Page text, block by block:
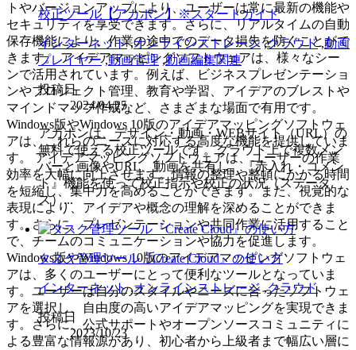
トやバージョンアップにより、ユーザーは常に最新の機能や
セキュリティを享受できます。さらに、リアルタイムの自動
保存機能により、作業の途中でのデータ損失を防ぐことがで
きます。 アイデアマッピングソフトウェアは、様々なシー
ンで活用されています。例えば、ビジネスプレゼンテーショ
ンやプロジェクト管理、教育や学習、アイデアのブレストや
マインドマップ作成など、さまざまな場面で有用です。
Windows版やWindows 10版のアイデアマッピングソフトウェ
アは、これらのニーズに対応する高度な機能を提供していま
す。 アイデアマッピングソフトウェアは、ユーザーの作業
効率を大幅に向上させます。情報の整理や整頓にかかる時間
を短縮し、集中力を高めることができます。また、視覚的な
表現により、アイデアや概念の理解を深めることができま
す。さらに、プレゼンテーションや共同作業に活用すること
で、チームのコミュニケーションや協力を促進します。
Windows版やWindows 10版のアイデアマッピングソフトウェ
アは、多くのユーザーにとって便利なツールとなっていま
す。ユーザーは自分のスタイルやニーズに合ったソフトウェ
アを選択し、自由度の高いアイデアマッピングを実現できま
す。さらに、公式サポートやオープンソースコミュニティに
よる豊富な情報源があり、初心者から上級者まで幅広い層に
校正ツール【アカポン】※スタートガイド
インターネット,オンラインストレージ,クラウド,動画
プレイヤー,動画管理,動画編集関連
投稿日
2024/04/25
アカポンは、デザイン・動画・WEBサイト（URL）の
無料で使える校正ツールです。クラウド上で複数メン
バーと画像やURL、動画を共有し、『赤入れ・コメン
ト』機能を使って校正指示や校正の状況（ステータ
ス）...
タスク管理ツール『Create Cloud』の使い方
インターネット,オンラインストレージ,クラウド
投稿日
2023/10/23